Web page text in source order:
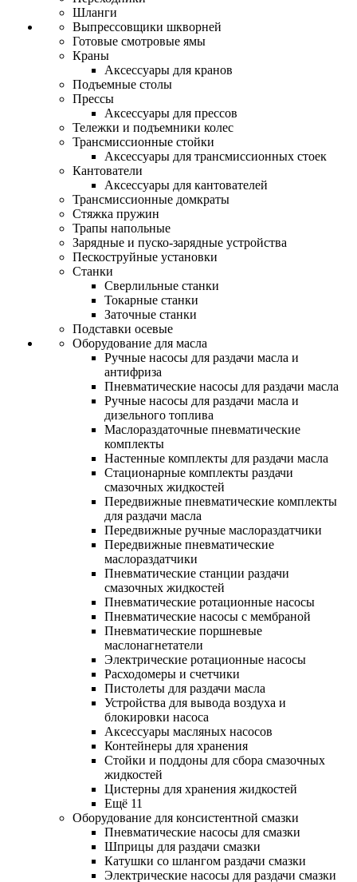
Шланги
Выпрессовщики шкворней
Готовые смотровые ямы
Краны
Аксессуары для кранов
Подъемные столы
Прессы
Аксессуары для прессов
Тележки и подъемники колес
Трансмиссионные стойки
Аксессуары для трансмиссионных стоек
Кантователи
Аксессуары для кантователей
Трансмиссионные домкраты
Стяжка пружин
Трапы напольные
Зарядные и пуско-зарядные устройства
Пескоструйные установки
Станки
Сверлильные станки
Токарные станки
Заточные станки
Подставки осевые
Оборудование для масла
Ручные насосы для раздачи масла и
антифриза
Пневматические насосы для раздачи масла
Ручные насосы для раздачи масла и
дизельного топлива
Маслораздаточные пневматические
комплекты
Настенные комплекты для раздачи масла
Стационарные комплекты раздачи
смазочных жидкостей
Передвижные пневматические комплекты
для раздачи масла
Передвижные ручные маслораздатчики
Передвижные пневматические
маслораздатчики
Пневматические станции раздачи
смазочных жидкостей
Пневматические ротационные насосы
Пневматические насосы с мембраной
Пневматические поршневые
маслонагнетатели
Электрические ротационные насосы
Расходомеры и счетчики
Пистолеты для раздачи масла
Устройства для вывода воздуха и
блокировки насоса
Аксессуары масляных насосов
Контейнеры для хранения
Стойки и поддоны для сбора смазочных
жидкостей
Цистерны для хранения жидкостей
Ещё 11
Оборудование для консистентной смазки
Пневматические насосы для смазки
Шприцы для раздачи смазки
Катушки со шлангом раздачи смазки
Электрические насосы для раздачи смазки